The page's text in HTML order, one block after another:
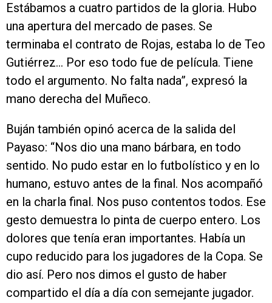
Estábamos a cuatro partidos de la gloria. Hubo
una apertura del mercado de pases. Se
terminaba el contrato de Rojas, estaba lo de Teo
Gutiérrez… Por eso todo fue de película. Tiene
todo el argumento. No falta nada”, expresó la
mano derecha del Muñeco.
Buján también opinó acerca de la salida del
Payaso: “Nos dio una mano bárbara, en todo
sentido. No pudo estar en lo futbolístico y en lo
humano, estuvo antes de la final. Nos acompañó
en la charla final. Nos puso contentos todos. Ese
gesto demuestra lo pinta de cuerpo entero. Los
dolores que tenía eran importantes. Había un
cupo reducido para los jugadores de la Copa. Se
dio así. Pero nos dimos el gusto de haber
compartido el día a día con semejante jugador.